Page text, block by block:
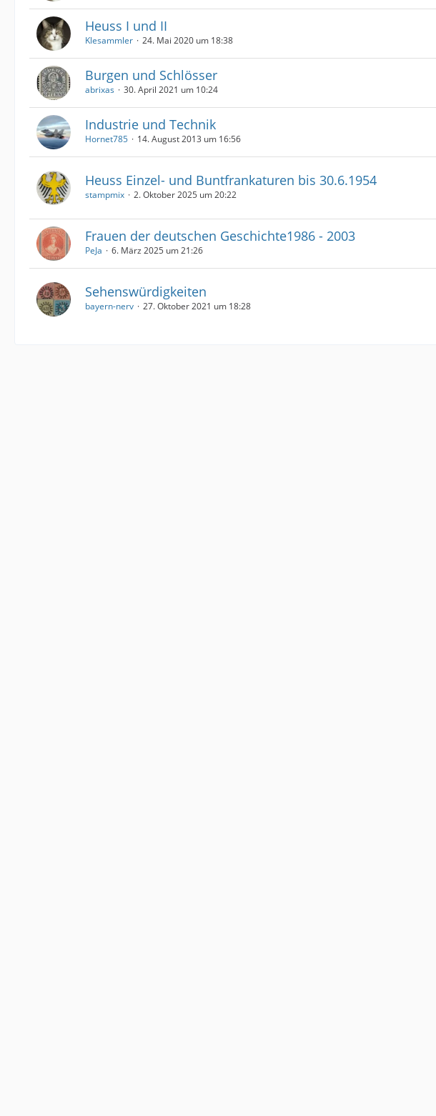
Heuss I und II
Klesammler 24. Mai 2020 um 18:38
Burgen und Schlösser
abrixas 30. April 2021 um 10:24
Industrie und Technik
Hornet785 14. August 2013 um 16:56
Heuss Einzel- und Buntfrankaturen bis 30.6.1954
stampmix 2. Oktober 2025 um 20:22
Frauen der deutschen Geschichte1986 - 2003
PeJa 6. März 2025 um 21:26
Sehenswürdigkeiten
bayern-nerv 27. Oktober 2021 um 18:28